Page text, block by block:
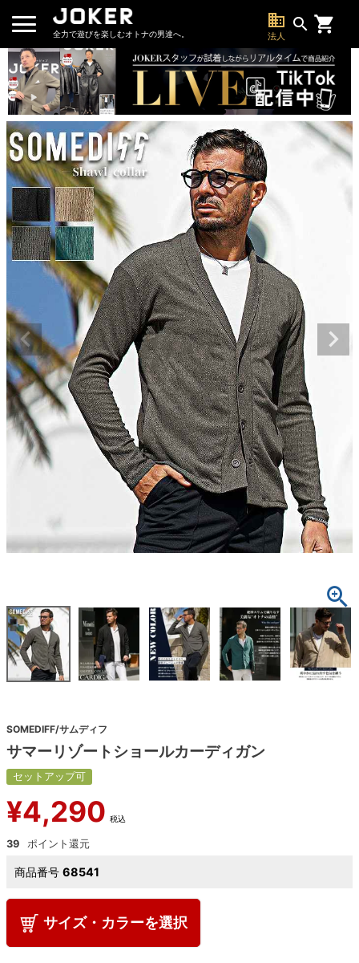
全力で遊びを楽しむオトナの男達へ。
business
法人
search
SOMEDIFF/サムディフ
サマーリゾートショールカーディガン
セットアップ可
¥4,290 税込
39
商品番号 68541
サイズ・カラーを選択